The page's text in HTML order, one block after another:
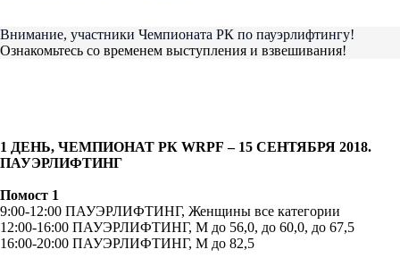
Внимание, участники Чемпионата РК по пауэрлифтингу!
Ознакомьтесь со временем выступления и взвешивания!
1 ДЕНЬ, ЧЕМПИОНАТ РК WRPF – 15 СЕНТЯБРЯ 2018.
ПАУЭРЛИФТИНГ
Помост 1
9:00-12:00 ПАУЭРЛИФТИНГ, Женщины все категории
12:00-16:00 ПАУЭРЛИФТИНГ, М до 56,0, до 60,0, до 67,5
16:00-20:00 ПАУЭРЛИФТИНГ, М до 82,5